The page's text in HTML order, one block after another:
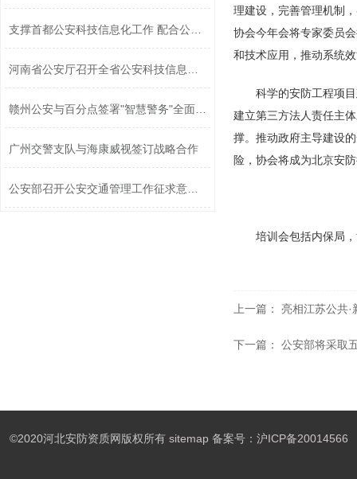
广州交警支队与海康威视签订战略合作
理建设，完善管理机制
协会今年会将专家委员
和技术应用，推动系统
科学的安防工程项
建立第三方法人责任主
撑。推动政府主导建设
险，协会将成为北京安
培训会包括内保局
上一篇： 亮相江苏公共
下一篇： 公安部将采取
©2020河北安防资质网版权所有 sitemap备案号： 沪ICP备20014566